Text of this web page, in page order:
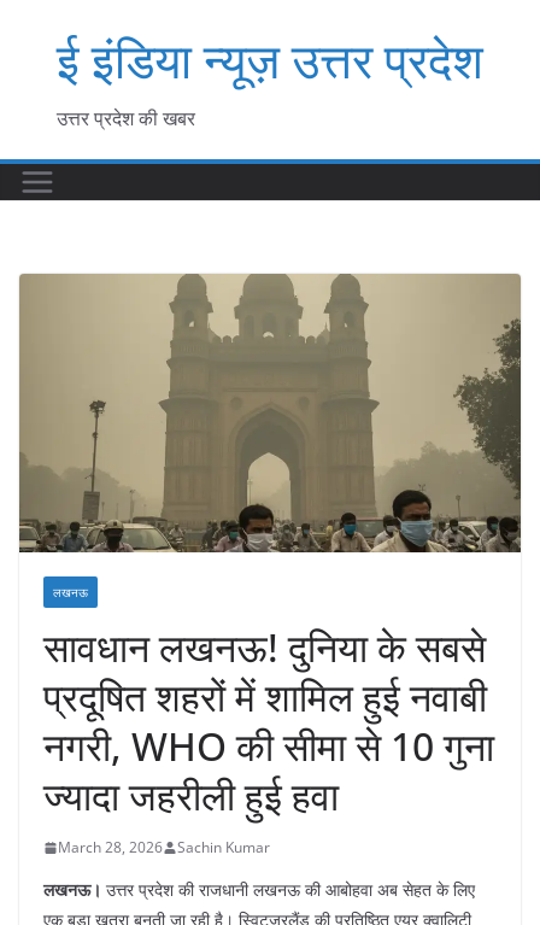
contentई इंडिया न्यूज़ उत्तर प्रदेश
उत्तर प्रदेश की खबर
लखनऊ
सावधान लखनऊ! दुनिया के सबसे
प्रदूषित शहरों में शामिल हुई नवाबी
नगरी, WHO की सीमा से 10 गुना
ज्यादा जहरीली हुई हवा
March 28, 2026 Sachin Kumar
लखनऊ। उत्तर प्रदेश की राजधानी लखनऊ की आबोहवा अब सेहत के लिए
एक बड़ा खतरा बनती जा रही है। स्विट्जरलैंड की प्रतिष्ठित एयर क्वालिटी